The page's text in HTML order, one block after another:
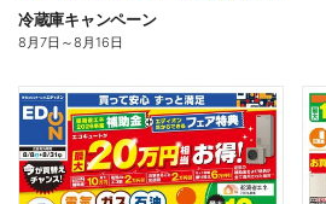
冷蔵庫キャンペーン
8月7日 ～8月16日